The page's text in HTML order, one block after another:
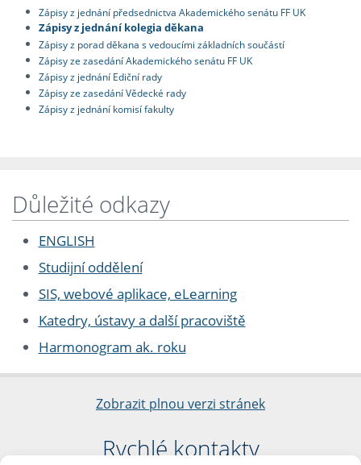
Zápisy z jednání předsednictva Akademického senátu FF UK
Zápisy z jednání kolegia děkana
Zápisy z porad děkana s vedoucími základních součástí
Zápisy ze zasedání Akademického senátu FF UK
Zápisy z jednání Ediční rady
Zápisy ze zasedání Vědecké rady
Zápisy z jednání komisí fakulty
Důležité odkazy
ENGLISH
Studijní oddělení
SIS, webové aplikace, eLearning
Katedry, ústavy a další pracoviště
Harmonogram ak. roku
Zobrazit plnou verzi stránek
Rychlé kontakty